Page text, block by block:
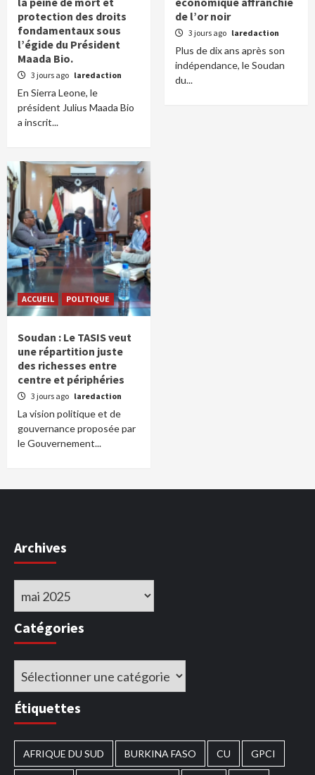
protection des droits
fondamentaux sous
l’égide du Président
Maada Bio.
3 jours ago laredaction
En Sierra Leone, le
président Julius Maada Bio
a inscrit...
de l’or noir
3 jours ago laredaction
Plus de dix ans après son
indépendance, le Soudan
du...
ACCUEIL POLITIQUE
Soudan : Le TASIS veut
une répartition juste
des richesses entre
centre et périphéries
3 jours ago laredaction
La vision politique et de
gouvernance proposée par
le Gouvernement...
Archives
Archives
Catégories
Catégories
Étiquettes
AFRIQUE DU SUD BURKINA FASO CU GPCI